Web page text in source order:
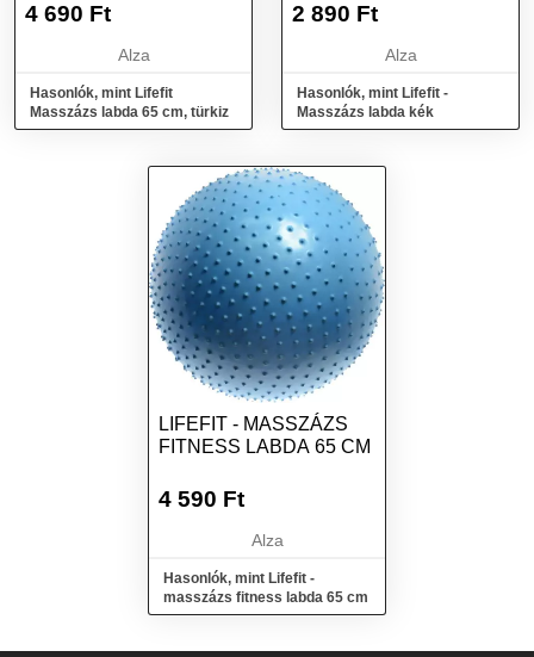
4 690 Ft
Alza
Hasonlók, mint Lifefit
Masszázs labda 65 cm, türkiz
2 890 Ft
Alza
Hasonlók, mint Lifefit -
Masszázs labda kék
LIFEFIT - MASSZÁZS
FITNESS LABDA 65 CM
4 590 Ft
Alza
Hasonlók, mint Lifefit -
masszázs fitness labda 65 cm